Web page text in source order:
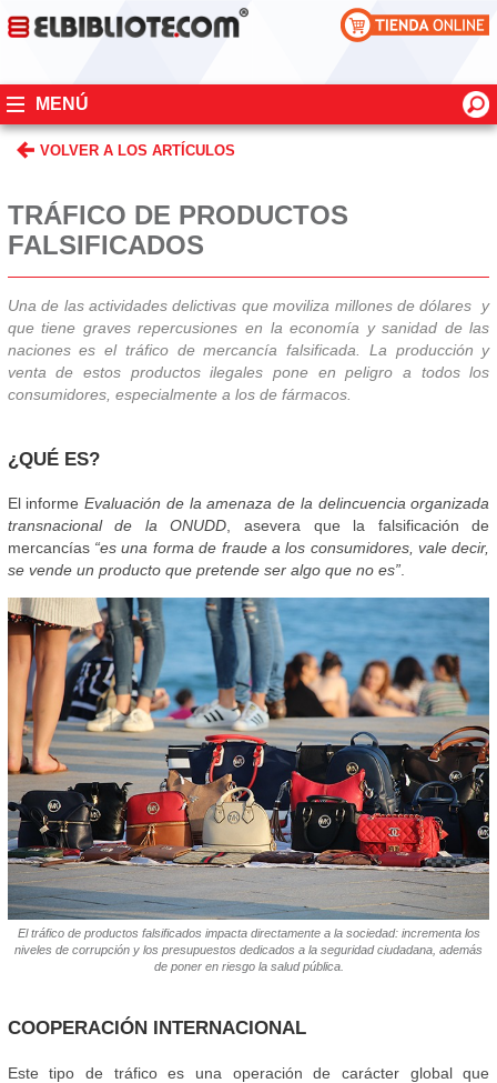
MENÚ
VOLVER A LOS ARTÍCULOS
TRÁFICO DE PRODUCTOS
FALSIFICADOS
Una de las actividades delictivas que moviliza millones de dólares y
que tiene graves repercusiones en la economía y sanidad de las
naciones es el tráfico de mercancía falsificada. La producción y
venta de estos productos ilegales pone en peligro a todos los
consumidores, especialmente a los de fármacos.
¿QUÉ ES?
El informeEvaluación de la amenaza de la delincuencia organizada
transnacional de la ONUDD , asevera que la falsificación de
mercancías “es una forma de fraude a los consumidores, vale decir,
se vende un producto que pretende ser algo que no es”.
El tráfico de productos falsificados impacta directamente a la sociedad: incrementa los
niveles de corrupción y los presupuestos dedicados a la seguridad ciudadana, además
de poner en riesgo la salud pública.
COOPERACIÓN INTERNACIONAL
Este tipo de tráfico es una operación de carácter global que